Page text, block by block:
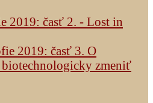
2019: časť 2. - Lost in
2019: časť 3. O
zmeniť